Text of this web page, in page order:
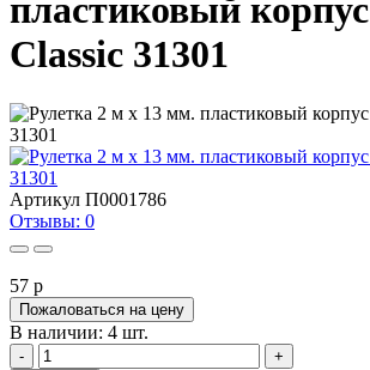
пластиковый
Classic 31301
Артикул П0001786
Отзывы: 0
57 p
Пожаловаться на цену
В наличии: 4 шт.
-
+